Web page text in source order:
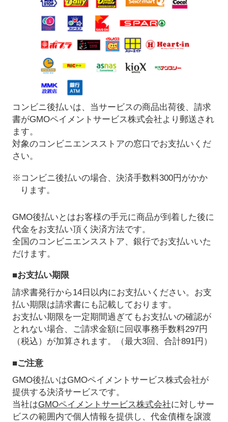
コンビニ後払いは、当サービスの商品出荷後、請求
書がGMOペイメントサービス株式会社より郵送され
ます。
対象のコンビニエンスストアの窓口でお支払いくだ
さい。
※コンビニ後払いの場合、決済手数料300円がかか
ります。
GMO後払いとはお客様の手元に商品が到着した後に
代金をお支払い頂く決済方法です。
全国のコンビニエンスストア、銀行でお支払いいた
だけます。
■お支払い期限
請求書発行から14日以内にお支払いください。お支
払い期限は請求書にも記載しております。
お支払い期限を一定期間過ぎてもお支払いの確認が
とれない場合、ご請求金額に回収事務手数料297円
（税込）が加算されます。（最大3回、合計891円）
■ご注意
GMO後払いはGMOペイメントサービス株式会社が
提供する決済サービスです。
当社はGMOペイメントサービス株式会社に対しサー
ビスの範囲内で個人情報を提供し、代金債権を譲渡